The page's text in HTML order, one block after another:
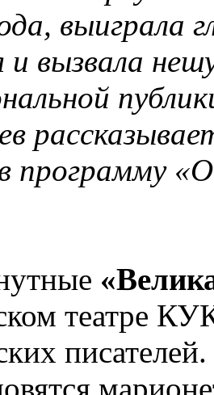
выиграла
и вызвала
программу
театре